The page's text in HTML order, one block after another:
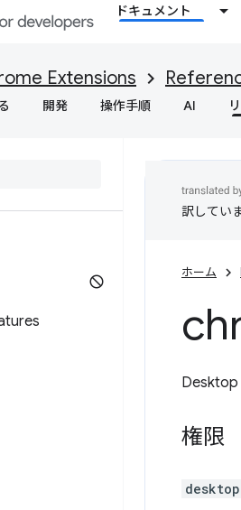
ドキュメント
Extensions
開発 操作手順 AI
訳してい
ホーム
Desktop
権限